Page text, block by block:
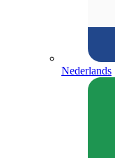
Nederlands